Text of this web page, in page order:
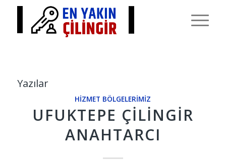
Yazılar
HIZMET BÖLGELERIMIZ
UFUKTEPE ÇILINGIR
ANAHTARCI